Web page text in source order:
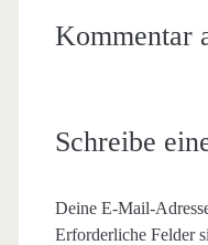
Kommentar
Schreibe
Deine E-Mail-
Erforderliche Felder